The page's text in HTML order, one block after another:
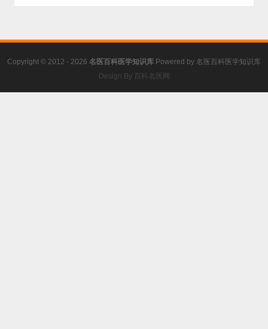
Copyright © 2012 - 2026 名医百科医学知识库 Powered by 名医百科医学知识库
Design By 百科名医网